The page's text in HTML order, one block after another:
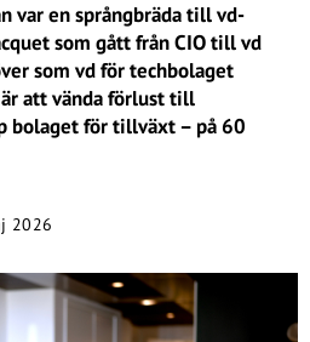
var en språngbräda till vd-
som gått från CIO till vd
som vd för techbolaget
att vända förlust till
bolaget för tillväxt – på 60
2026